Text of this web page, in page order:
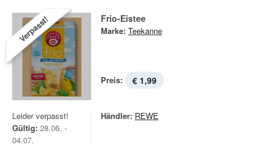
Verpasst! Frio-Eistee
Marke: Teekanne
Preis: € 1,99
Leider verpasst!
Gültig: 28.06. -
04.07.
Händler: REWE